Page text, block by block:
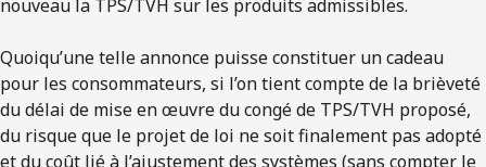
nouveau la TPS/TVH sur les produits admissibles.
Quoiqu’une telle annonce puisse constituer un cadeau
pour les consommateurs, si l’on tient compte de la brièveté
du délai de mise en œuvre du congé de TPS/TVH proposé,
du risque que le projet de loi ne soit finalement pas adopté
et du coût lié à l’ajustement des systèmes (sans compter le